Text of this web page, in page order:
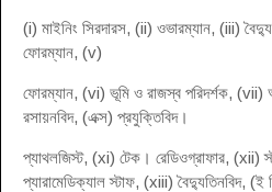
(i) মাইনিং সিরদারস, (ii) ওভারম্যান, (iii)
ফোরম্যান, (v)
ফোরম্যান, (vi) ভূমি ও রাজস্ব পরিদর্শক,
রসায়নবিদ, (এক্স) প্রযুক্তিবিদ।
প্যাথলজিস্ট, (xi) টেক। রেডিওগ্রাফার, (xii)
প্যারামেডিক্যাল স্টাফ, (xiii) বৈদ্যুতিনবিদ, (ই